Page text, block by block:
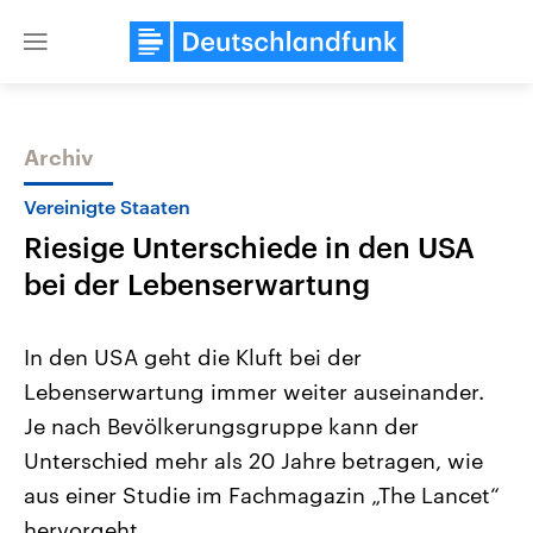
Close
Themen
Landtagswahl Sachsen-Anhalt
2026
Alle Informationen
Sachsen-Anhalt wählt am 6.
September 2026 einen neuen
Landtag. Seit 2021 wird das
Bundesland von einer Koalition aus
USA
Aktuelle Beiträge,
Hintergründe
Wirtschaftlich und
gehören die Vereinigten
den mächtigsten Ländern
Archiv
Vereinigte Staaten
Riesige Unterschiede in den USA
bei der Lebenserwartung
In den USA geht die Kluft bei der
Lebenserwartung immer weiter auseinander.
Je nach Bevölkerungsgruppe kann der
Unterschied mehr als 20 Jahre betragen, wie
aus einer Studie im Fachmagazin „The Lancet“